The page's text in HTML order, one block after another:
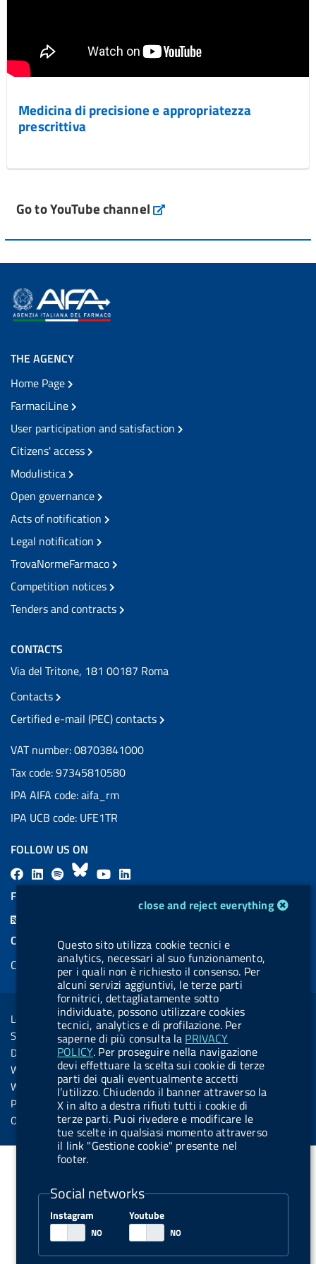
Medicina di precisione e appropriatezza
prescrittiva
Go to YouTube channel
cookie management moduleclose and reject everything
Questo sito utilizza cookie tecnici e
analytics, necessari al suo funzionamento,
per i quali non è richiesto il consenso. Per
alcuni servizi aggiuntivi, le terze parti
fornitrici, dettagliatamente sotto
individuate, possono utilizzare cookies
tecnici, analytics e di profilazione. Per
saperne di più consulta la PRIVACY
POLICY. Per proseguire nella navigazione
devi effettuare la scelta sui cookie di terze
parti dei quali eventualmente accetti
l’utilizzo. Chiudendo il banner attraverso la
X in alto a destra rifiuti tutti i cookie di
terze parti. Puoi rivedere e modificare le
tue scelte in qualsiasi momento attraverso
il link "Gestione cookie" presente nel
footer.
Social networks
Instagram Youtube
THE AGENCY
Home Page
FarmaciLine
User participation and satisfaction
Citizens' access
Modulistica
Open governance
Acts of notification
Legal notification
TrovaNormeFarmaco
Competition notices
Tenders and contracts
CONTACTS
Via del Tritone, 181 00187 Roma
Contacts
Certified e-mail (PEC) contacts
VAT number: 08703841000
Tax code: 97345810580
IPA AIFA code: aifa_rm
IPA UCB code: UFE1TR
FOLLOW US ON
F
a
L
i
a
l
.
b
u
t
t
o
n
.
s
p
o
i
f
B
l
s
k
y
Y
o
u
b
e
i
e
d
i
n
FEED RSS
COOKIES
Cookie management
Sezione Link Utili
Legal notice
Social Media Policy
Dichiarazione di accessibilità
Web accessibility
Website statistics
Privacy
Online services